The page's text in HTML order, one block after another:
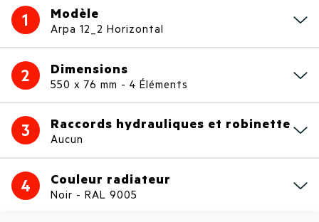
1 Modèle
Arpa 12_2 Horizontal
2 Dimensions
550 x 76 mm - 4 Éléments
3 Raccords hydrauliques et robinette
Aucun
4 Couleur radiateur
Noir - RAL 9005